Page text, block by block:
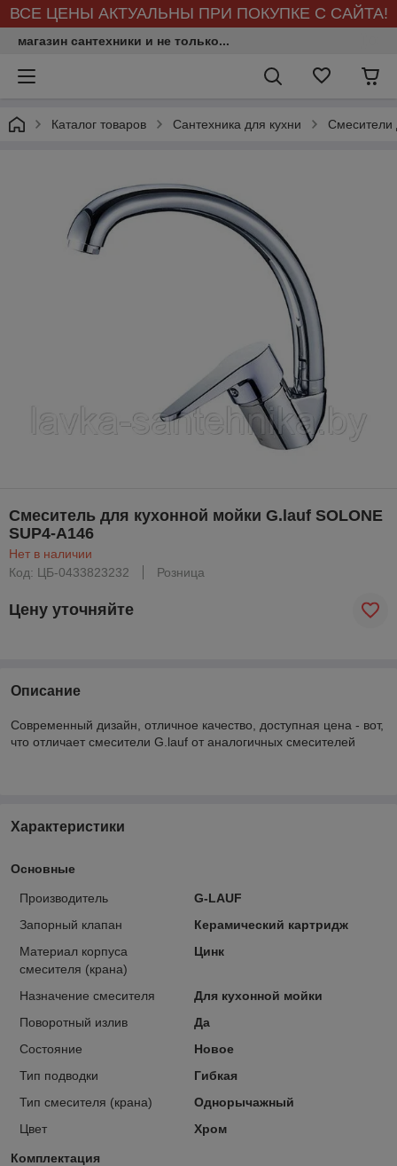
ВСЕ ЦЕНЫ АКТУАЛЬНЫ ПРИ ПОКУПКЕ С САЙТА!
магазин сантехники и не только...
Каталог товаров Сантехника для кухни Смесители
Смеситель для кухонной мойки G.lauf SOLONE
SUP4-A146
Нет в наличии
Код: ЦБ-0433823232
Розница
Цену уточняйте
Описание
Современный дизайн, отличное качество, доступная цена - вот,
что отличает смесители G.lauf от аналогичных смесителей
Характеристики
Основные
Производитель
G-LAUF
Запорный клапан
Керамический картридж
Материал корпуса
смесителя (крана)
Цинк
Назначение смесителя
Для кухонной мойки
Поворотный излив
Да
Состояние
Новое
Тип подводки
Гибкая
Тип смесителя (крана)
Однорычажный
Цвет
Хром
Комплектация